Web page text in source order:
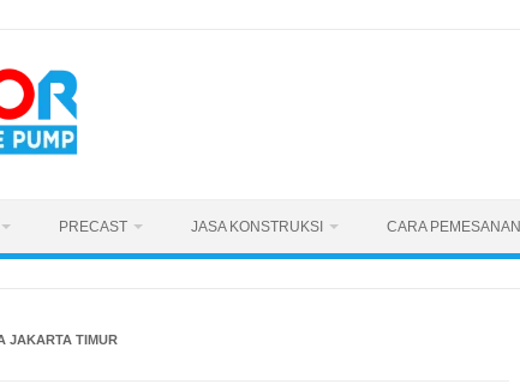
PRECAST JASA KONSTRUKSI CARA PEMESANAN
JAKARTA TIMUR